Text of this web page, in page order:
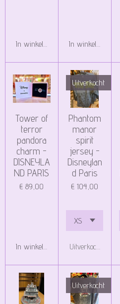
In winkelwagen In winkelwagen
Tower of
terror
pandora
charm -
DISNEYLA
ND PARIS
€ 89,00
In winkelwagen
Uitverkocht
Phantom
manor
spirit
jersey -
Disneylan
d Paris
€ 104,00
Uitverkocht
Uitverkocht